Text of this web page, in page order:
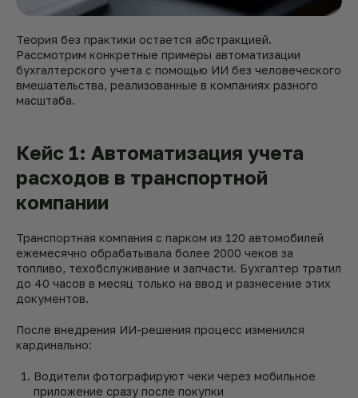
Теория без практики остается абстракцией.
Рассмотрим конкретные примеры автоматизации
бухгалтерского учета с помощью ИИ без человеческого
вмешательства, реализованные в компаниях разного
масштаба.
Кейс 1: Автоматизация учета
расходов в транспортной
компании
Транспортная компания с парком из 120 автомобилей
ежемесячно обрабатывала более 2000 чеков за
топливо, техобслуживание и запчасти. Бухгалтер тратил
до 40 часов в месяц только на ввод и разнесение этих
документов.
После внедрения ИИ-решения процесс изменился
кардинально:
Водители фотографируют чеки через мобильное
приложение сразу после покупки